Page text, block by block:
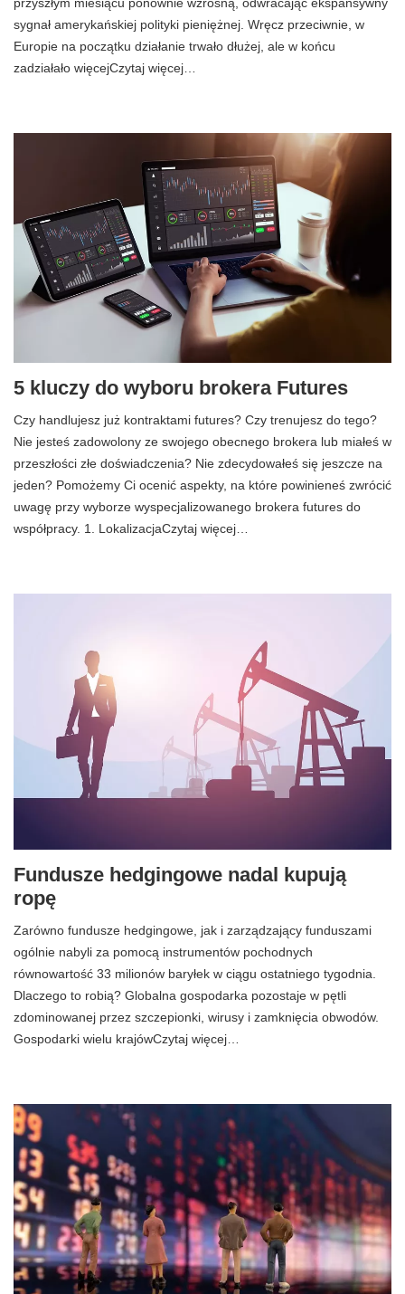
sygnał amerykańskiej polityki pieniężnej. Wręcz przeciwnie, w
Europie na początku działanie trwało dłużej, ale w końcu
zadziałało więcejCzytaj więcej…
5 kluczy do wyboru brokera Futures
Czy handlujesz już kontraktami futures? Czy trenujesz do tego?
Nie jesteś zadowolony ze swojego obecnego brokera lub miałeś w
przeszłości złe doświadczenia? Nie zdecydowałeś się jeszcze na
jeden? Pomożemy Ci ocenić aspekty, na które powinieneś zwrócić
uwagę przy wyborze wyspecjalizowanego brokera futures do
współpracy. 1. LokalizacjaCzytaj więcej…
Fundusze hedgingowe nadal kupują
ropę
Zarówno fundusze hedgingowe, jak i zarządzający funduszami
ogólnie nabyli za pomocą instrumentów pochodnych
równowartość 33 milionów baryłek w ciągu ostatniego tygodnia.
Dlaczego to robią? Globalna gospodarka pozostaje w pętli
zdominowanej przez szczepionki, wirusy i zamknięcia obwodów.
Gospodarki wielu krajówCzytaj więcej…